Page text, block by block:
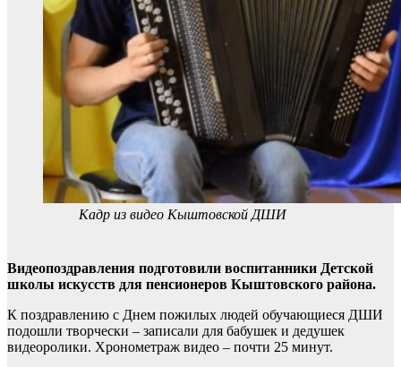
Кадр из видео Кыштовской ДШИ
Видеопоздравления подготовили воспитанники Детской
школы искусств для пенсионеров Кыштовского района.
К поздравлению с Днем пожилых людей обучающиеся ДШИ
подошли творчески – записали для бабушек и дедушек
видеоролики. Хронометраж видео – почти 25 минут.